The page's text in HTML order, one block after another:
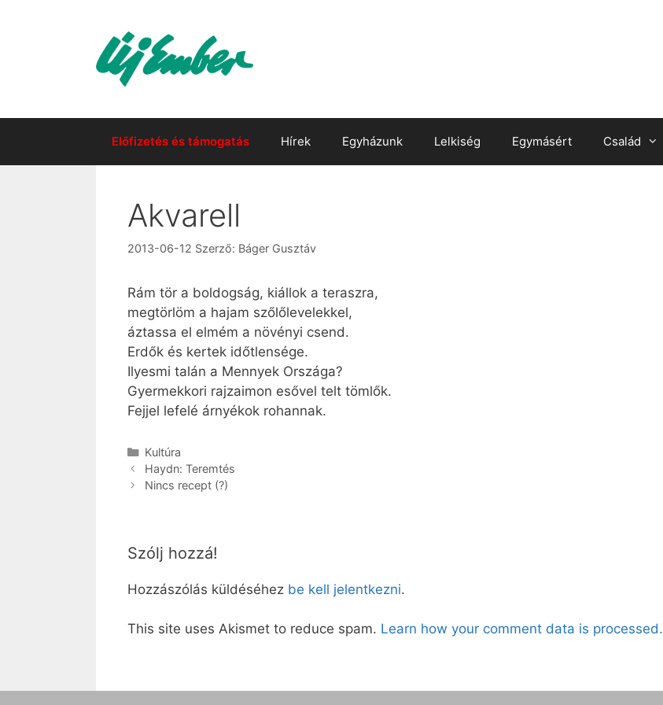
Előfizetés és támogatás Hírek Egyházunk Lelkiség Egymásért Család
Akvarell
2013-06-12 Szerző: Báger Gusztáv
Rám tör a boldogság, kiállok a teraszra,
megtörlöm a hajam szőlőlevelekkel,
áztassa el elmém a növényi csend.
Erdők és kertek időtlensége.
Ilyesmi talán a Mennyek Országa?
Gyermekkori rajzaimon esővel telt tömlők.
Fejjel lefelé árnyékok rohannak.
Kategória
Kultúra
Haydn: Teremtés
Nincs recept (?)
Szólj hozzá!
Hozzászólás küldéséhez be kell jelentkezni.
This site uses Akismet to reduce spam. Learn how your comment data is processed.